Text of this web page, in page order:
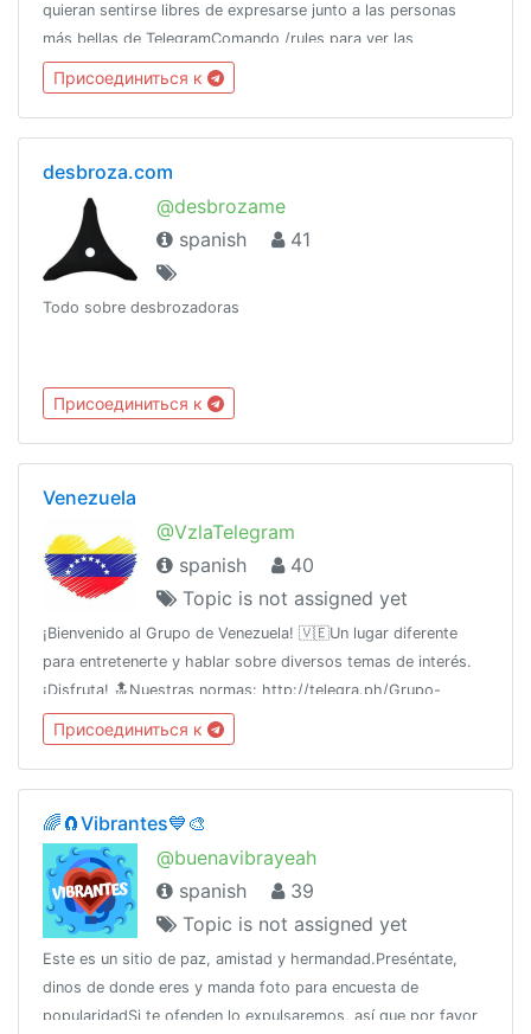
quieran sentirse libres de expresarse junto a las personas
más bellas de TelegramComando /rules para ver las
reglasCanal relacionado:https://t.me/DiaCualquiera
Присоединиться к
desbroza.com
@desbrozame
spanish
41
Todo sobre desbrozadoras
Присоединиться к
Venezuela
@VzlaTelegram
spanish
40
Topic is not assigned yet
¡Bienvenido al Grupo de Venezuela! 🇻🇪Un lugar diferente
para entretenerte y hablar sobre diversos temas de interés.
¡Disfruta! 🔝Nuestras normas: http://telegra.ph/Grupo-
Venezuela-05-04 🚩 *Se reserva el derecho de admisión*
Присоединиться к
🌈🧲Vibrantes💙🎨
@buenavibrayeah
spanish
39
Topic is not assigned yet
Este es un sitio de paz, amistad y hermandad.Preséntate,
dinos de donde eres y manda foto para encuesta de
popularidadSi te ofenden lo expulsaremos, así que por favor